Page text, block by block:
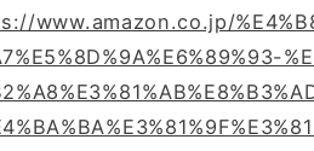
www.amazon.co.jp/